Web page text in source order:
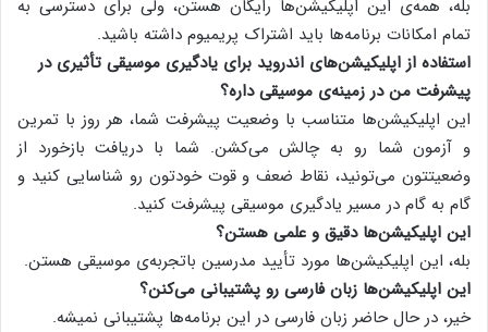
بله، همه‌ی این اپلیکیشن‌ها رایگان هستن، ولی برای دسترسی به
تمام امکانات برنامه‌ها باید اشتراک پریمیوم داشته باشید.
استفاده از اپلیکیشن‌های اندروید برای یادگیری موسیقی تأثیری در
پیشرفت من در زمینه‌ی موسیقی داره؟
این اپلیکیشن‌ها متناسب با وضعیت پیشرفت شما، هر روز با تمرین
و آزمون شما رو به چالش می‌کشن. شما با دریافت بازخورد از
وضعیتتون می‌تونید، نقاط ضعف و قوت خودتون رو شناسایی کنید و
گام به گام در مسیر یادگیری موسیقی پیشرفت کنید.
این اپلیکیشن‌ها دقیق و علمی هستن؟
بله، این اپلیکیشن‌ها مورد تأیید مدرسین باتجربه‌ی موسیقی هستن.
این اپلیکیشن‌ها زبان فارسی رو پشتیبانی می‌کنن؟
خیر، در حال حاضر زبان فارسی در این برنامه‌ها پشتیبانی نمیشه.